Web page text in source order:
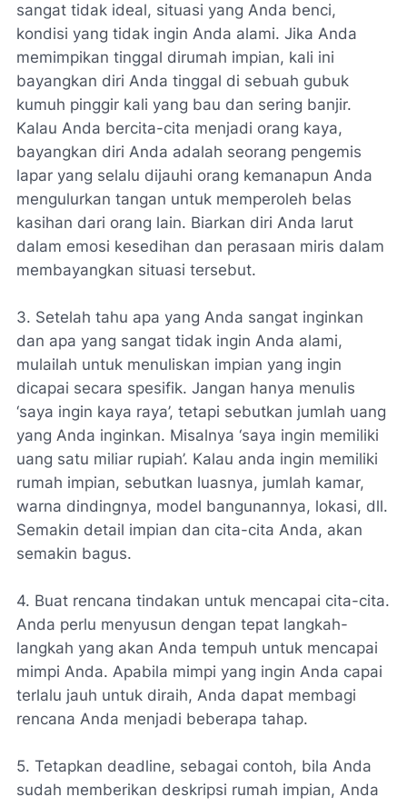
sangat tidak ideal, situasi yang Anda benci,
kondisi yang tidak ingin Anda alami. Jika Anda
memimpikan tinggal dirumah impian, kali ini
bayangkan diri Anda tinggal di sebuah gubuk
kumuh pinggir kali yang bau dan sering banjir.
Kalau Anda bercita-cita menjadi orang kaya,
bayangkan diri Anda adalah seorang pengemis
lapar yang selalu dijauhi orang kemanapun Anda
mengulurkan tangan untuk memperoleh belas
kasihan dari orang lain. Biarkan diri Anda larut
dalam emosi kesedihan dan perasaan miris dalam
membayangkan situasi tersebut.
3. Setelah tahu apa yang Anda sangat inginkan
dan apa yang sangat tidak ingin Anda alami,
mulailah untuk menuliskan impian yang ingin
dicapai secara spesifik. Jangan hanya menulis
‘saya ingin kaya raya’, tetapi sebutkan jumlah uang
yang Anda inginkan. Misalnya ‘saya ingin memiliki
uang satu miliar rupiah’. Kalau anda ingin memiliki
rumah impian, sebutkan luasnya, jumlah kamar,
warna dindingnya, model bangunannya, lokasi, dll.
Semakin detail impian dan cita-cita Anda, akan
semakin bagus.
4. Buat rencana tindakan untuk mencapai cita-cita.
Anda perlu menyusun dengan tepat langkah-
langkah yang akan Anda tempuh untuk mencapai
mimpi Anda. Apabila mimpi yang ingin Anda capai
terlalu jauh untuk diraih, Anda dapat membagi
rencana Anda menjadi beberapa tahap.
5. Tetapkan deadline, sebagai contoh, bila Anda
sudah memberikan deskripsi rumah impian, Anda